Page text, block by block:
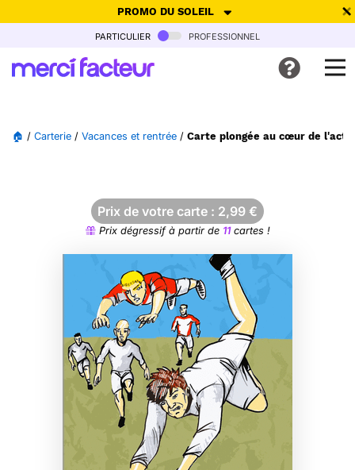
PROMO DU SOLEIL
-30% de réduction avec le code SUMMER26pour envoyer des
Ne plus afficher
particulier professionnel
🏠 / Carterie / Vacances et rentrée / Carte plongée au cœur de
Prix de votre carte : 2,99 €
Prix dégressif à partir de 11cartes !